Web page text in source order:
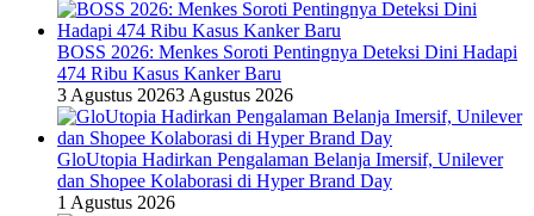
BOSS 2026: Menkes Soroti Pentingnya Deteksi Dini Hadapi
474 Ribu Kasus Kanker Baru
3 Agustus 20263 Agustus 2026
GloUtopia Hadirkan Pengalaman Belanja Imersif, Unilever
dan Shopee Kolaborasi di Hyper Brand Day
1 Agustus 2026